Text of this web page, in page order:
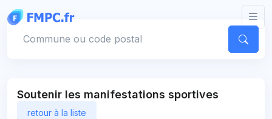
Soutenir les manifestations sportives
retour à la liste
Panneau de gestion des cookies